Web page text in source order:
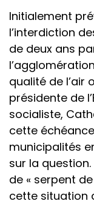
Initialement
l’interdiction
de deux ans
qualité de l’air
présidente de
socialiste,
cette
municipalités
sur la
de « serpent
cette situation